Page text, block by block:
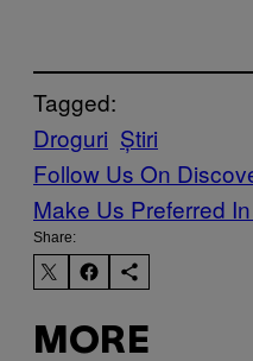
Tagged:
Droguri Știri
Follow Us On
Make Us Preferred
Share:
MORE